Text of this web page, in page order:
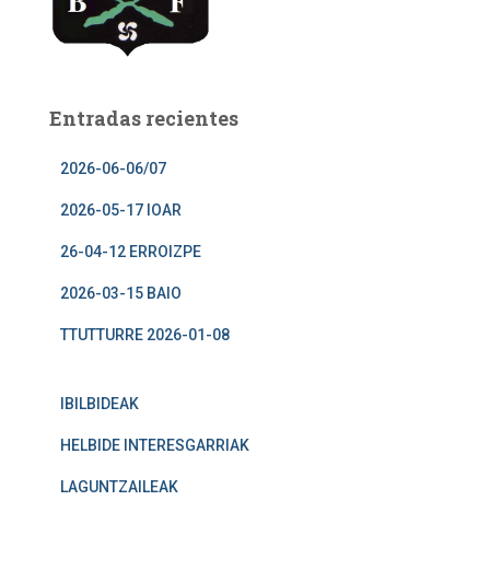
Entradas recientes
2026-06-06/07
2026-05-17 IOAR
26-04-12 ERROIZPE
2026-03-15 BAIO
TTUTTURRE 2026-01-08
IBILBIDEAK
HELBIDE INTERESGARRIAK
LAGUNTZAILEAK